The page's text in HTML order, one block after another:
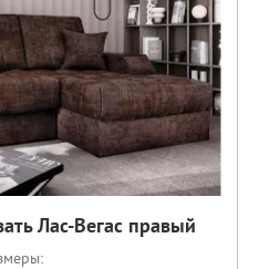
Лас-Вегас правый